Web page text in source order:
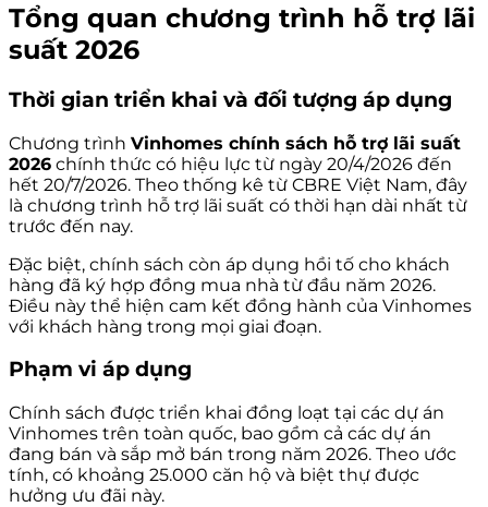
Tổng quan chương trình hỗ trợ lãi
suất 2026
Thời gian triển khai và đối tượng áp dụng
Chương trình Vinhomes chính sách hỗ trợ lãi suất
2026 chính thức có hiệu lực từ ngày 20/4/2026 đến
hết 20/7/2026. Theo thống kê từ CBRE Việt Nam, đây
là chương trình hỗ trợ lãi suất có thời hạn dài nhất từ
trước đến nay.
Đặc biệt, chính sách còn áp dụng hồi tố cho khách
hàng đã ký hợp đồng mua nhà từ đầu năm 2026.
Điều này thể hiện cam kết đồng hành của Vinhomes
với khách hàng trong mọi giai đoạn.
Phạm vi áp dụng
Chính sách được triển khai đồng loạt tại các dự án
Vinhomes trên toàn quốc, bao gồm cả các dự án
đang bán và sắp mở bán trong năm 2026. Theo ước
tính, có khoảng 25.000 căn hộ và biệt thự được
hưởng ưu đãi này.